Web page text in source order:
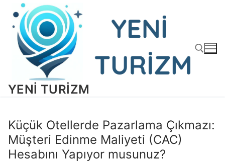
İçeriğe
atla
YENI TURIZM
Küçük Otellerde Pazarlama Çıkmazı:
Müşteri Edinme Maliyeti (CAC)
Hesabını Yapıyor musunuz?